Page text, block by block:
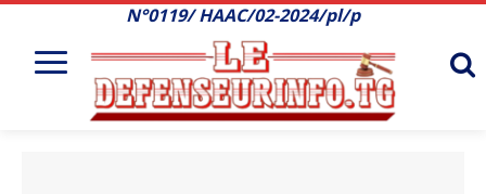
N°0119/ HAAC/02-2024/pl/p